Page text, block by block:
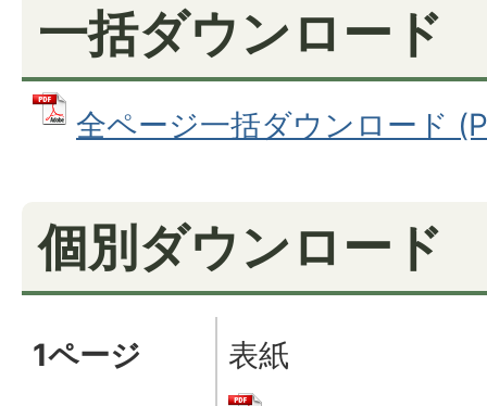
一括ダウンロード
全ページ一括ダウンロード
個別ダウンロード
1ページ
表紙